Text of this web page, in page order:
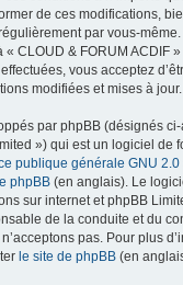
de ces modifications,
par vous-même.
CLOUD & FORUM ACDIF
vous acceptez
modifiées et mises à jour.
par phpBB (désignés
») qui est un logiciel de
publique générale GNU 2.0
phpBB (en anglais). Le
sur internet et phpBB
de la conduite et du
pas. Pour plus
le site de phpBB (en